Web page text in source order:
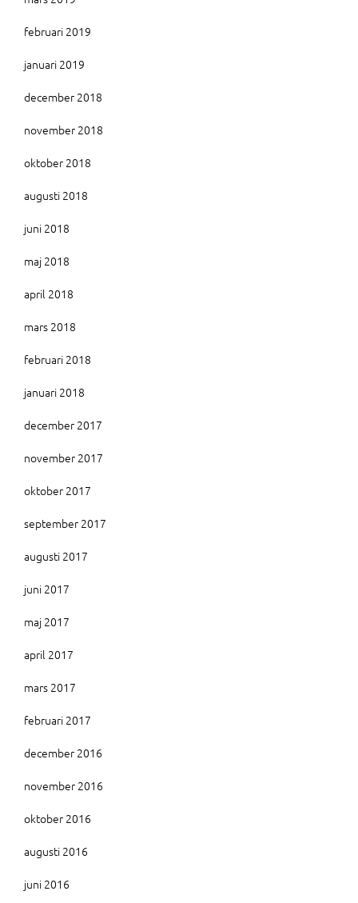
februari 2019
januari 2019
december 2018
november 2018
oktober 2018
augusti 2018
juni 2018
maj 2018
april 2018
mars 2018
februari 2018
januari 2018
december 2017
november 2017
oktober 2017
september 2017
augusti 2017
juni 2017
maj 2017
april 2017
mars 2017
februari 2017
december 2016
november 2016
oktober 2016
augusti 2016
juni 2016